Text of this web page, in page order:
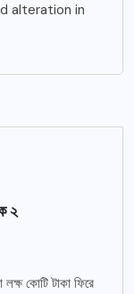
alteration in
২
লক্ষ কোটি টাকা ফিরে